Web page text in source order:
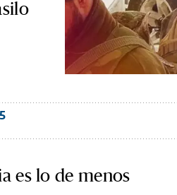
es lo de menos